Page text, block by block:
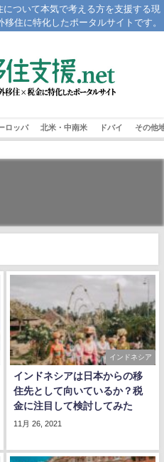
ついて本気で考える方を支援する現
住に特化したポータルサイトです。
ロッパ 北米・中南米 ドバイ その他
インドネシア
インドネシアは日本からの移
住先として向いているか？税
金に注目して検討してみた
11月 26, 2021